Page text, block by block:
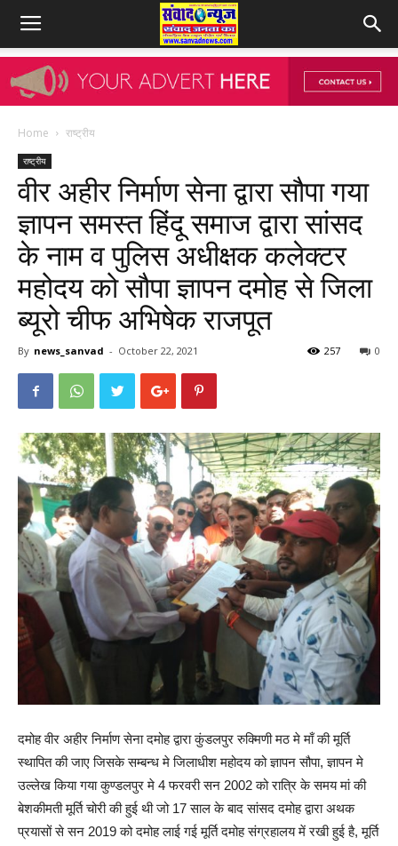
Home राष्ट्रीय
राष्ट्रीय
वीर अहीर निर्माण सेना द्वारा सौपा गया
ज्ञापन समस्त हिंदू समाज द्वारा सांसद
के नाम व पुलिस अधीक्षक कलेक्टर
महोदय को सौपा ज्ञापन दमोह से जिला
ब्यूरो चीफ अभिषेक राजपूत
By news_sanvad - October 22, 2021 0
257
दमोह वीर अहीर निर्माण सेना दमोह द्वारा कुंडलपुर रुक्मिणी मठ मे माँ की मूर्ति
स्थापित की जाए जिसके सम्बन्ध मे जिलाधीश महोदय को ज्ञापन सौपा, ज्ञापन मे
उल्लेख किया गया कुण्डलपुर मे 4 फरवरी सन 2002 को रात्रि के समय मां की
बेशकीमती मूर्ति चोरी की हुई थी जो 17 साल के बाद सांसद दमोह द्वारा अथक
प्रयासों से सन 2019 को दमोह लाई गई मूर्ति दमोह संग्रहालय में रखी हुई है, मूर्ति